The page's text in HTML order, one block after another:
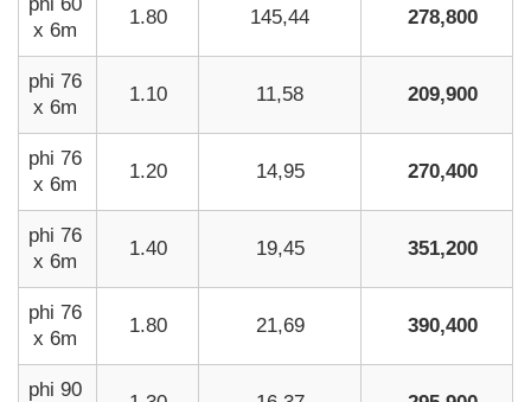
x 6m
1.80 145,44 278,800
phi 76
x 6m
1.10 11,58 209,900
phi 76
x 6m
1.20 14,95 270,400
phi 76
x 6m
1.40 19,45 351,200
phi 76
x 6m
1.80 21,69 390,400
phi 90